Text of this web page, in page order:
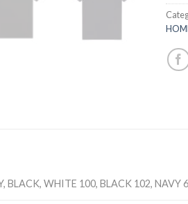
BLACK, WHITE 100, BLACK 102, NAVY